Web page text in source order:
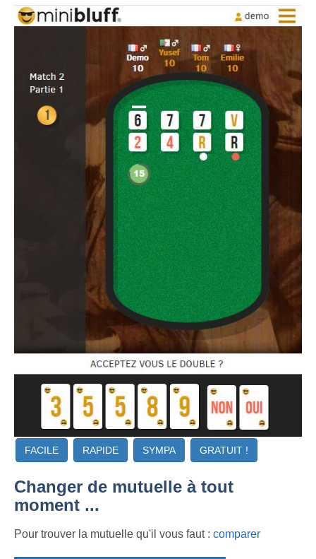
FACILE RAPIDE SYMPA GRATUIT !
Changer de mutuelle à tout
moment ...
Pour trouver la mutuelle qu'il vous faut : comparer